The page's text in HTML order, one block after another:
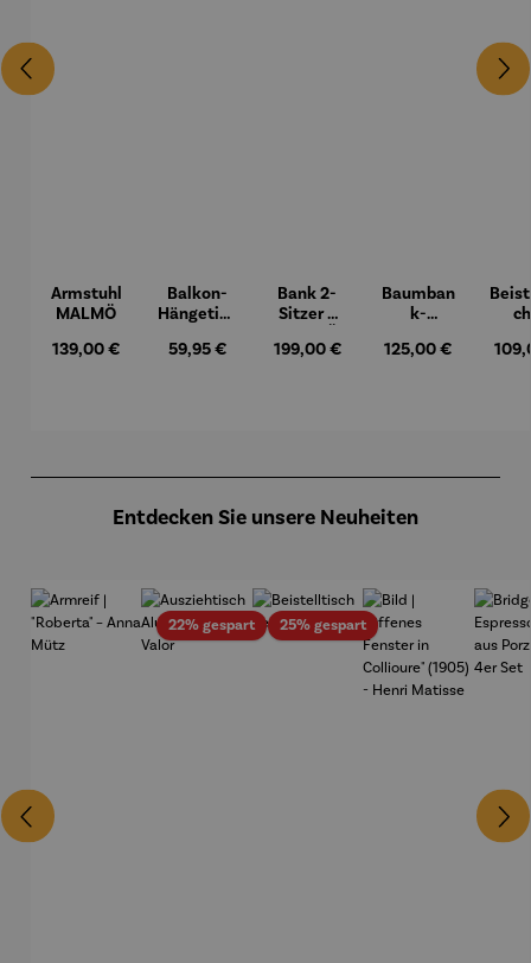
Armstuhl
MALMÖ
Regulärer Preis:
139,00 €
Balkon-
Hängetisc
BERKELE
Regulärer Preis:
59,95 €
Bank 2-
Sitzer –
Regulärer Preis:
199,00 €
Baumban
k-
Regulärer Preis:
125,00 €
Entdecken Sie unsere Neuheiten
22% gespartRabatt25% gespartRabatt